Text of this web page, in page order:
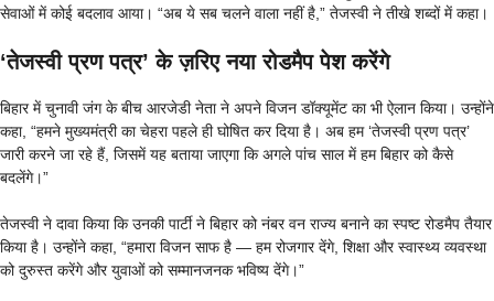
सेवाओं में कोई बदलाव आया। “अब ये सब चलने वाला नहीं है,” तेजस्वी ने तीखे शब्दों में कहा।
‘तेजस्वी प्रण पत्र’ के ज़रिए नया रोडमैप पेश करेंगे
बिहार में चुनावी जंग के बीच आरजेडी नेता ने अपने विजन डॉक्यूमेंट का भी ऐलान किया। उन्होंने
कहा, “हमने मुख्यमंत्री का चेहरा पहले ही घोषित कर दिया है। अब हम ‘तेजस्वी प्रण पत्र’
जारी करने जा रहे हैं, जिसमें यह बताया जाएगा कि अगले पांच साल में हम बिहार को कैसे
बदलेंगे।”
तेजस्वी ने दावा किया कि उनकी पार्टी ने बिहार को नंबर वन राज्य बनाने का स्पष्ट रोडमैप तैयार
किया है। उन्होंने कहा, “हमारा विजन साफ है — हम रोजगार देंगे, शिक्षा और स्वास्थ्य व्यवस्था
को दुरुस्त करेंगे और युवाओं को सम्मानजनक भविष्य देंगे।”